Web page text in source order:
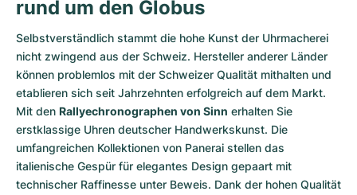
rund um den Globus
Selbstverständlich stammt die hohe Kunst der Uhrmacherei
nicht zwingend aus der Schweiz. Hersteller anderer Länder
können problemlos mit der Schweizer Qualität mithalten und
etablieren sich seit Jahrzehnten erfolgreich auf dem Markt.
Mit den Rallyechronographen von Sinn erhalten Sie
erstklassige Uhren deutscher Handwerkskunst. Die
umfangreichen Kollektionen von Panerai stellen das
italienische Gespür für elegantes Design gepaart mit
technischer Raffinesse unter Beweis. Dank der hohen Qualität